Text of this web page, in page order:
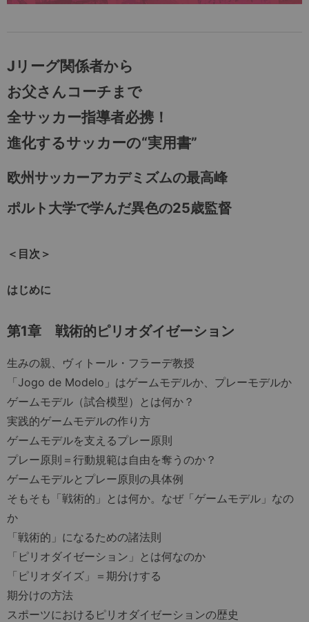
Jリーグ関係者から
お父さんコーチまで
全サッカー指導者必携！
進化するサッカーの“実用書”
欧州サッカーアカデミズムの最高峰
ポルト大学で学んだ異色の25歳監督
＜目次＞
はじめに
第1章 戦術的ピリオダイゼーション
生みの親、ヴィトール・フラーデ教授
「Jogo de Modelo」はゲームモデルか、プレーモデルか
ゲームモデル（試合模型）とは何か？
実践的ゲームモデルの作り方
ゲームモデルを支えるプレー原則
プレー原則＝行動規範は自由を奪うのか？
ゲームモデルとプレー原則の具体例
そもそも「戦術的」とは何か。なぜ「ゲームモデル」なの
か
「戦術的」になるための諸法則
「ピリオダイゼーション」とは何なのか
「ピリオダイズ」＝期分けする
期分けの方法
スポーツにおけるピリオダイゼーションの歴史